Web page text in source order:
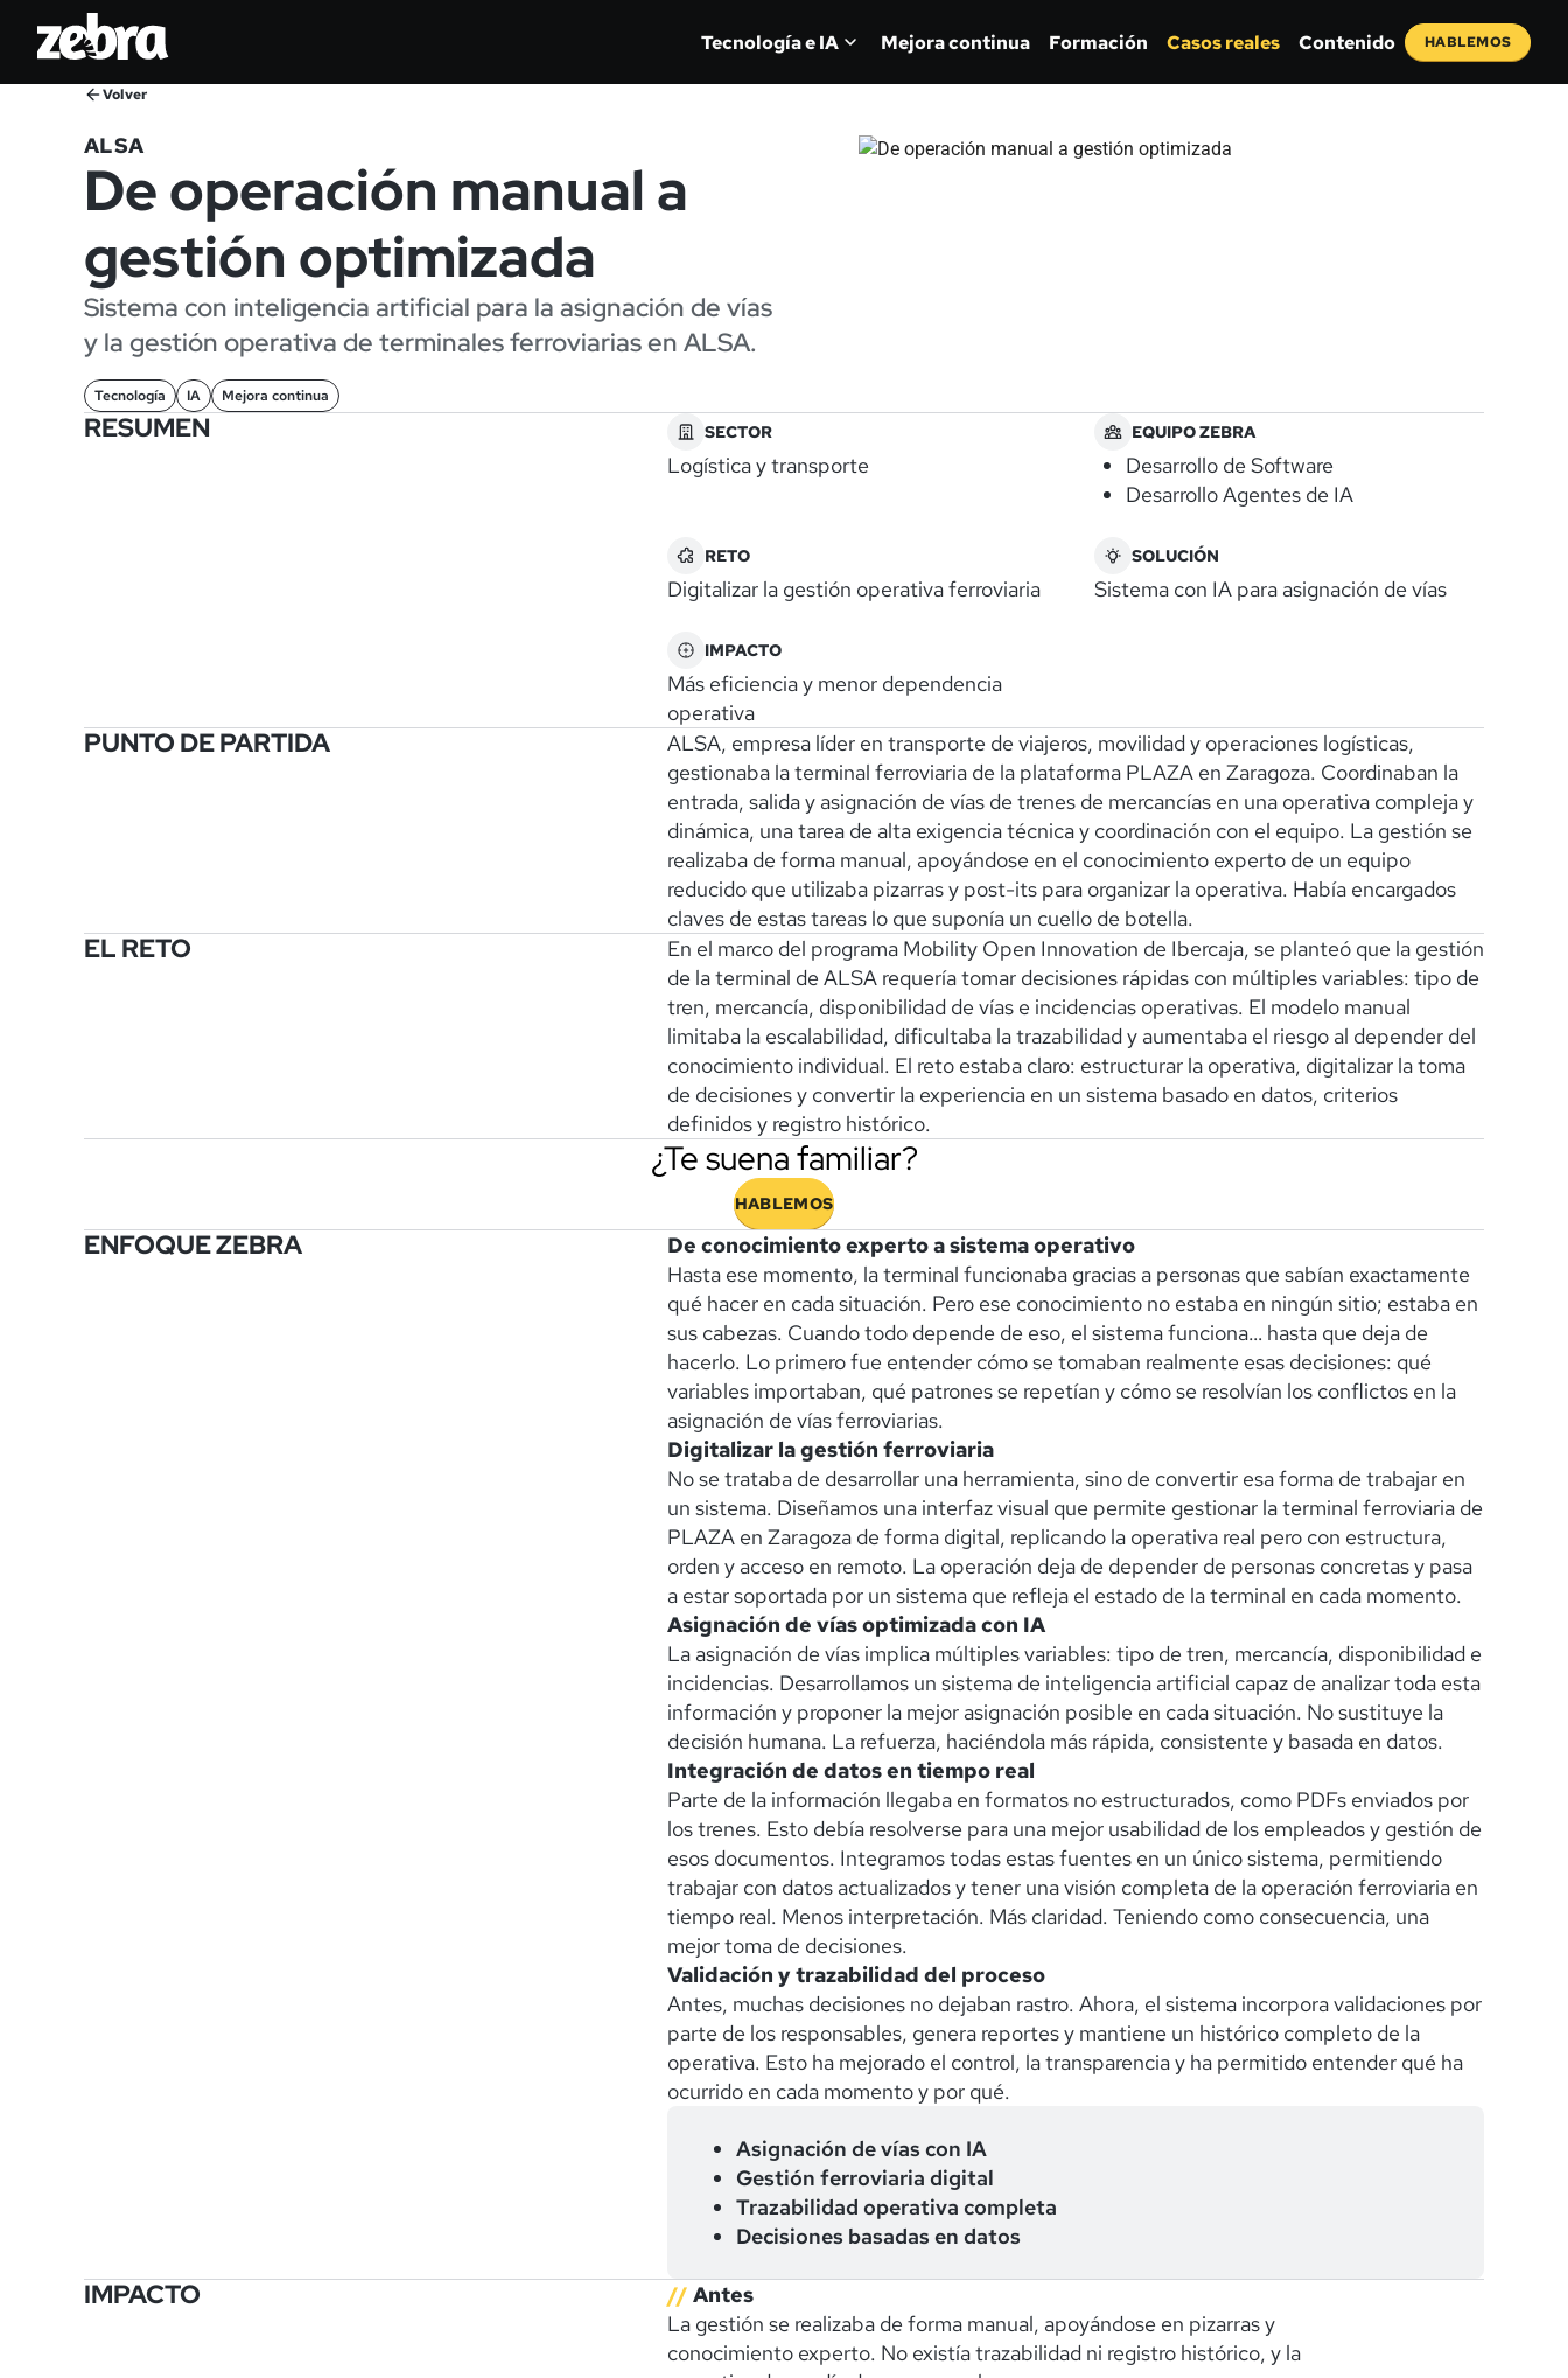
Tecnología e IA Mejora continua Formación Casos reales Contenido HABLEMOS
Volver
ALSA
De operación manual a
gestión optimizada
Sistema con inteligencia artificial para la asignación de vías
y la gestión operativa de terminales ferroviarias en ALSA.
Tecnología IA Mejora continua
RESUMEN SECTOR
Logística y transporte
EQUIPO ZEBRA
Desarrollo de Software
Desarrollo Agentes de IA
RETO
Digitalizar la gestión operativa ferroviaria
SOLUCIÓN
Sistema con IA para asignación de vías
IMPACTO
Más eficiencia y menor dependencia
operativa
PUNTO DE PARTIDA
ALSA, empresa líder en transporte de viajeros, movilidad y operaciones logísticas,
gestionaba la terminal ferroviaria de la plataforma PLAZA en Zaragoza. Coordinaban la
entrada, salida y asignación de vías de trenes de mercancías en una operativa compleja y
dinámica, una tarea de alta exigencia técnica y coordinación con el equipo. La gestión se
realizaba de forma manual, apoyándose en el conocimiento experto de un equipo
reducido que utilizaba pizarras y post-its para organizar la operativa. Había encargados
claves de estas tareas lo que suponía un cuello de botella.
EL RETO
En el marco del programa Mobility Open Innovation de Ibercaja, se planteó que la gestión
de la terminal de ALSA requería tomar decisiones rápidas con múltiples variables: tipo de
tren, mercancía, disponibilidad de vías e incidencias operativas. El modelo manual
limitaba la escalabilidad, dificultaba la trazabilidad y aumentaba el riesgo al depender del
conocimiento individual. El reto estaba claro: estructurar la operativa, digitalizar la toma
de decisiones y convertir la experiencia en un sistema basado en datos, criterios
definidos y registro histórico.
¿Te suena familiar?
HABLEMOS
ENFOQUE ZEBRA
De conocimiento experto a sistema operativo
Hasta ese momento, la terminal funcionaba gracias a personas que sabían exactamente
qué hacer en cada situación. Pero ese conocimiento no estaba en ningún sitio; estaba en
sus cabezas. Cuando todo depende de eso, el sistema funciona… hasta que deja de
hacerlo. Lo primero fue entender cómo se tomaban realmente esas decisiones: qué
variables importaban, qué patrones se repetían y cómo se resolvían los conflictos en la
asignación de vías ferroviarias.
Digitalizar la gestión ferroviaria
No se trataba de desarrollar una herramienta, sino de convertir esa forma de trabajar en
un sistema. Diseñamos una interfaz visual que permite gestionar la terminal ferroviaria de
PLAZA en Zaragoza de forma digital, replicando la operativa real pero con estructura,
orden y acceso en remoto. La operación deja de depender de personas concretas y pasa
a estar soportada por un sistema que refleja el estado de la terminal en cada momento.
Asignación de vías optimizada con IA
La asignación de vías implica múltiples variables: tipo de tren, mercancía, disponibilidad e
incidencias. Desarrollamos un sistema de inteligencia artificial capaz de analizar toda esta
información y proponer la mejor asignación posible en cada situación. No sustituye la
decisión humana. La refuerza, haciéndola más rápida, consistente y basada en datos.
Integración de datos en tiempo real
Parte de la información llegaba en formatos no estructurados, como PDFs enviados por
los trenes. Esto debía resolverse para una mejor usabilidad de los empleados y gestión de
esos documentos. Integramos todas estas fuentes en un único sistema, permitiendo
trabajar con datos actualizados y tener una visión completa de la operación ferroviaria en
tiempo real. Menos interpretación. Más claridad. Teniendo como consecuencia, una
mejor toma de decisiones.
Validación y trazabilidad del proceso
Antes, muchas decisiones no dejaban rastro. Ahora, el sistema incorpora validaciones por
parte de los responsables, genera reportes y mantiene un histórico completo de la
operativa. Esto ha mejorado el control, la transparencia y ha permitido entender qué ha
ocurrido en cada momento y por qué.
Asignación de vías con IA
Gestión ferroviaria digital
Trazabilidad operativa completa
Decisiones basadas en datos
IMPACTO // Antes
La gestión se realizaba de forma manual, apoyándose en pizarras y
conocimiento experto. No existía trazabilidad ni registro histórico, y la